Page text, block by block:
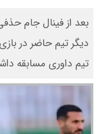
بعد از فینال جام
دیگر تیم حاضر در
تیم داوری مسابقه